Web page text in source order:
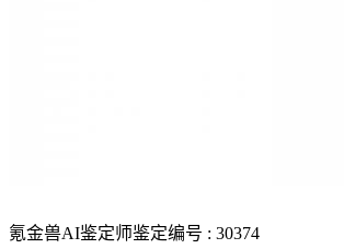
氪金兽AI鉴定师鉴定编号 : 30374